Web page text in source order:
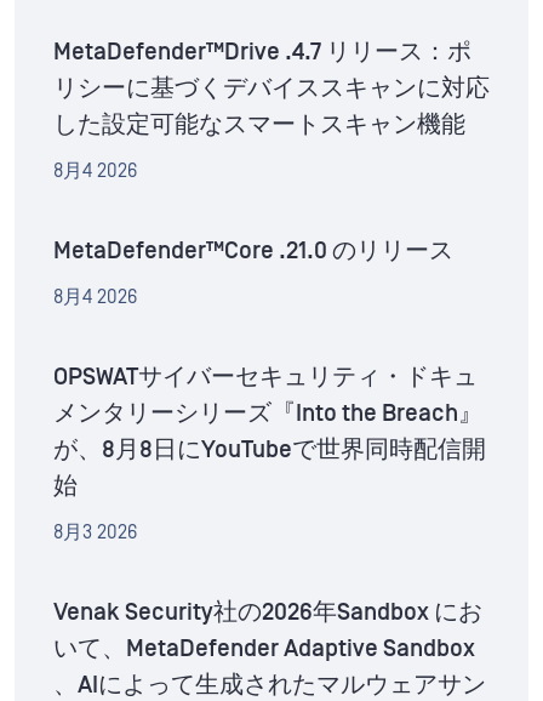
MetaDefender™Drive .4.7 リリース：ポ
リシーに基づくデバイススキャンに対応
した設定可能なスマートスキャン機能
8月4 2026
MetaDefender™Core .21.0 のリリース
8月4 2026
OPSWATサイバーセキュリティ・ドキュ
メンタリーシリーズ『Into the Breach』
が、8月8日にYouTubeで世界同時配信開
始
8月3 2026
Venak Security社の2026年Sandbox にお
いて、MetaDefender Adaptive Sandbox
、AIによって生成されたマルウェアサン